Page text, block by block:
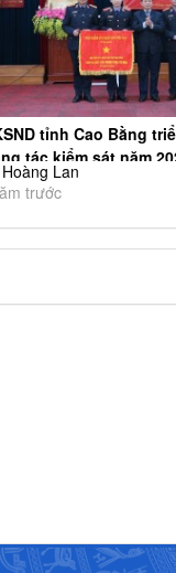
tỉnh Cao Bằng
tác kiểm sát năm
Hoàng Lan
trước